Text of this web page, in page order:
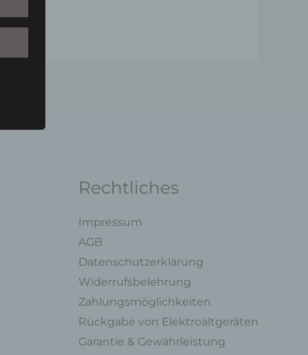
Rechtliches
Impressum
AGB
Datenschutzerklärung
Widerrufsbelehrung
Zahlungsmöglichkeiten
Rückgabe von Elektroaltgeräten
Garantie & Gewährleistung
mit